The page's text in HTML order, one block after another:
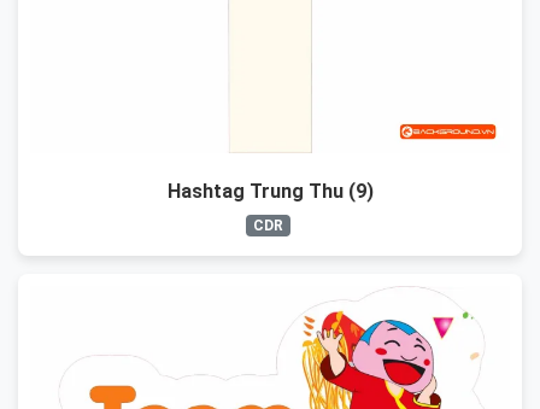
Hashtag Trung Thu (9)
CDR